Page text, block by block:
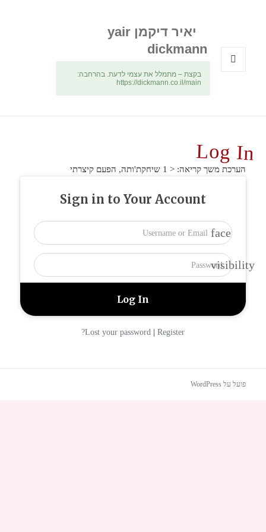
יאיר דיקמן yair
dickmann
בקצת – מתמלל את עצמי לדעת. בהרחבה:
https://dickmann.co.il/main
Log In
הערכת משך קריאה: < 1 שיחקת'ותה, הפעם קיצרתי
Sign in to Your Account
face
visibility
Register
|
Lost your password?
פועל על WordPress